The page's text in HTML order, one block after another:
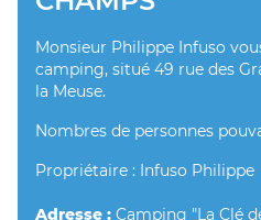
Monsieur Philippe Infuso
camping, situé 49 rue des
la Meuse.
Nombres de personnes
Propriétaire : Infuso Philippe
Adresse : Camping "La Clé